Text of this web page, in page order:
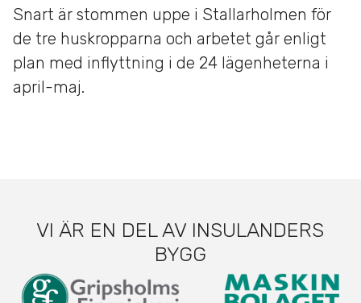
Snart är stommen uppe i Stallarholmen för
de tre huskropparna och arbetet går enligt
plan med inflyttning i de 24 lägenheterna i
april-maj.
VI ÄR EN DEL AV INSULANDERS
BYGG